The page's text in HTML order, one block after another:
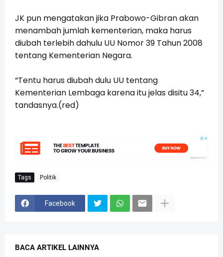
JK pun mengatakan jika Prabowo-Gibran akan
menambah jumlah kementerian, maka harus
diubah terlebih dahulu UU Nomor 39 Tahun 2008
tentang Kementerian Negara.
“Tentu harus diubah dulu UU tentang
Kementerian Lembaga karena itu jelas disitu 34,”
tandasnya.(red)
Tags Politik
Facebook
BACA ARTIKEL LAINNYA